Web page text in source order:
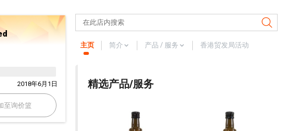
2018年6月1日
至询价篮
主页 简介 产品 / 服务 香港贸发局活动
精选产品/服务